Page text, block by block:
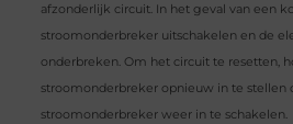
afzonderlijk circuit. In het geval van een
stroomonderbreker uitschakelen en de
onderbreken. Om het circuit te resetten,
stroomonderbreker opnieuw in te stellen
stroomonderbreker weer in te schakelen.